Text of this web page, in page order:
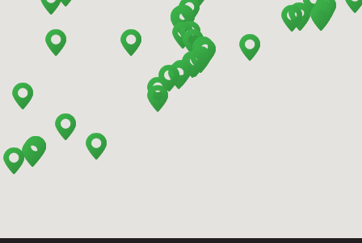
Benidorm - Centro
Bilbao - Barakaldo
Bilbao - Deusto